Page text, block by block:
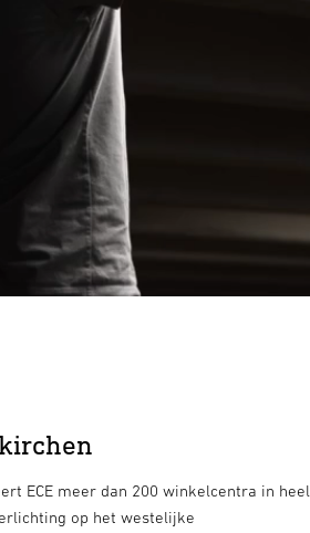
ECE meer dan 200 winkelcentra in heel
op het westelijke